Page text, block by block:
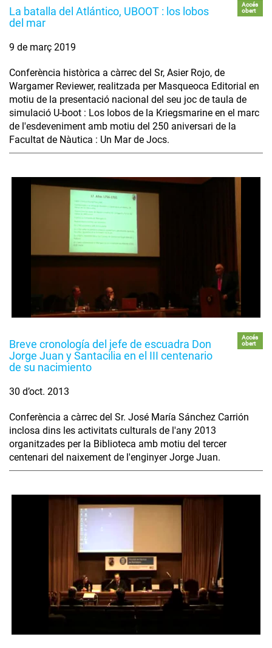
La batalla del Atlántico, UBOOT : los lobos
del mar
Accés
obert
9 de març 2019
Conferència històrica a càrrec del Sr, Asier Rojo, de
Wargamer Reviewer, realitzada per Masqueoca Editorial en
motiu de la presentació nacional del seu joc de taula de
simulació U-boot : Los lobos de la Kriegsmarine en el marc
de l'esdeveniment amb motiu del 250 aniversari de la
Facultat de Nàutica : Un Mar de Jocs.
Breve cronología del jefe de escuadra Don
Jorge Juan y Santacilia en el III centenario
de su nacimiento
Accés
obert
30 d’oct. 2013
Conferència a càrrec del Sr. José María Sánchez Carrión
inclosa dins les activitats culturals de l'any 2013
organitzades per la Biblioteca amb motiu del tercer
centenari del naixement de l'enginyer Jorge Juan.